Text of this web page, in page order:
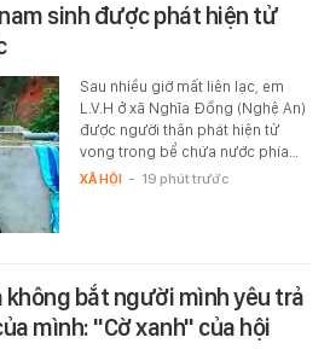
sinh được phát hiện tử
Sau nhiều giờ mất liên lạc, em
L.V.H ở xã Nghĩa Đồng (Nghệ An)
được người thân phát hiện tử
vong trong bể chứa nước phía…
XÃ HỘI - 19 phút trước
không bắt người mình yêu trả
mình: "Cờ xanh" của hội